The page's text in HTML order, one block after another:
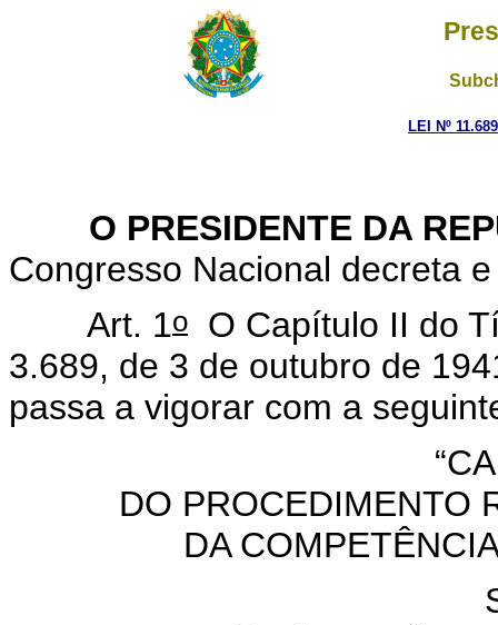
LEI Nº
O PRESIDENTE DA
Congresso Nacional decreta
Art. 1o O Capítulo II do
3.689, de 3 de outubro de
passa a vigorar com a
DO PROCEDIMENTO
DA